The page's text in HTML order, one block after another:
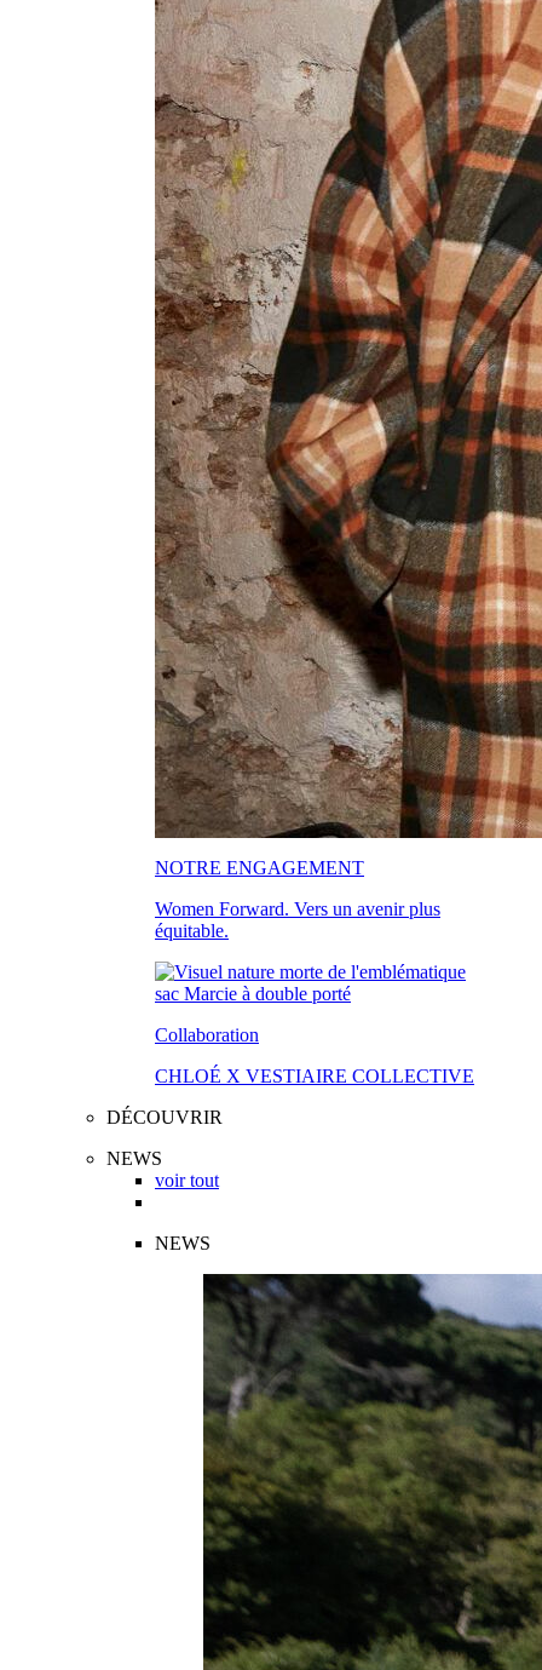
NOTRE ENGAGEMENT
Women Forward. Vers un avenir plus
équitable.
Collaboration
CHLOÉ X VESTIAIRE COLLECTIVE
DÉCOUVRIR
NEWS
voir tout
NEWS